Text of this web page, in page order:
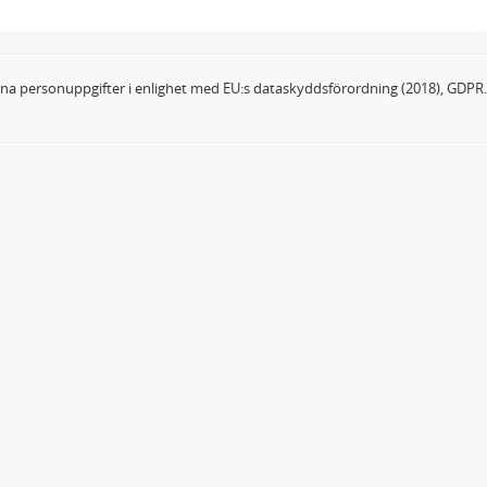
personuppgifter i enlighet med EU:s dataskyddsförordning (2018), GDPR.